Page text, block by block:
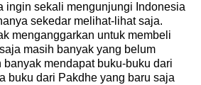
ingin sekali mengunjungi Indonesia
sekedar melihat-lihat saja.
menganggarkan untuk membeli
masih banyak yang belum
mendapat buku-buku dari
buku dari Pakdhe yang baru saja